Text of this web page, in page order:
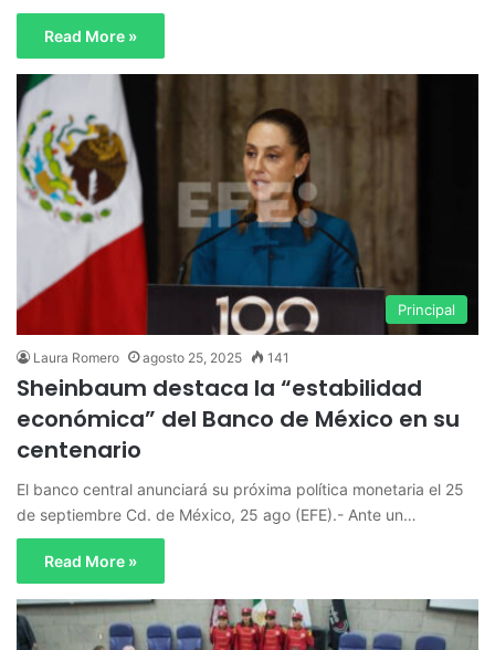
Read More »
Principal
Laura Romero agosto 25, 2025 141
Sheinbaum destaca la “estabilidad
económica” del Banco de México en su
centenario
El banco central anunciará su próxima política monetaria el 25
de septiembre Cd. de México, 25 ago (EFE).- Ante un…
Read More »